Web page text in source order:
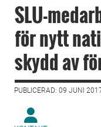
SLU-
för nytt
skydd av
PUBLICERAD: 09 JUNI